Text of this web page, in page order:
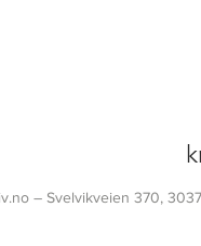
– Svelvikveien 370,